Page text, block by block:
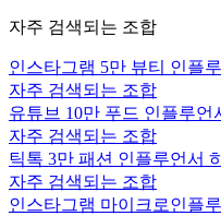
자주 검색되는 조합
인스타그램 5만 뷰티 인플
자주 검색되는 조합
유튜브 10만 푸드 인플루언
자주 검색되는 조합
틱톡 3만 패션 인플루언서
자주 검색되는 조합
인스타그램 마이크로인플